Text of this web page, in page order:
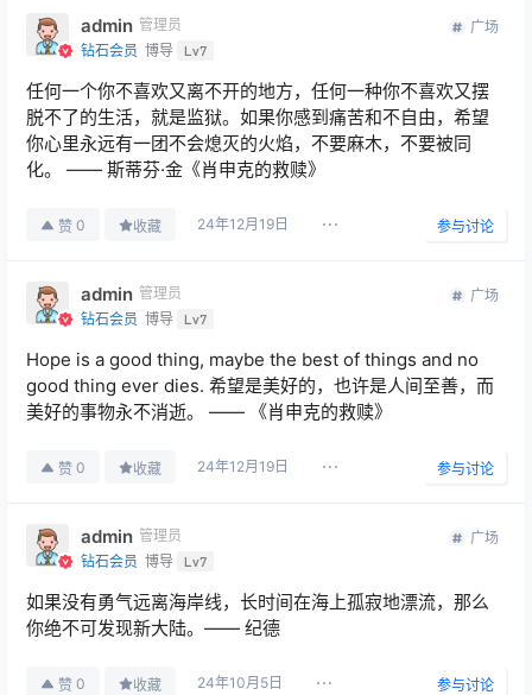
admin 管理员
钻石会员 博导 Lv7
广场
任何一个你不喜欢又离不开的地方，任何一种你不喜欢又摆
脱不了的生活，就是监狱。如果你感到痛苦和不自由，希望
你心里永远有一团不会熄灭的火焰，不要麻木，不要被同
化。 —— 斯蒂芬·金《肖申克的救赎》
赞 0 收藏 24年12月19日 参与讨论
admin 管理员
钻石会员 博导 Lv7
广场
Hope is a good thing, maybe the best of things and no
good thing ever dies. 希望是美好的，也许是人间至善，而
美好的事物永不消逝。 —— 《肖申克的救赎》
赞 0 收藏 24年12月19日 参与讨论
admin 管理员
钻石会员 博导 Lv7
广场
如果没有勇气远离海岸线，长时间在海上孤寂地漂流，那么
你绝不可发现新大陆。—— 纪德
赞 0 收藏 24年10月5日 参与讨论